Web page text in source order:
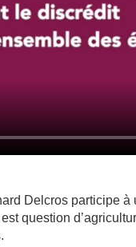
Delcros participe
est question